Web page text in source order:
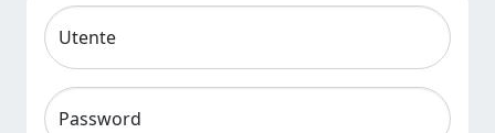
Utente
Password